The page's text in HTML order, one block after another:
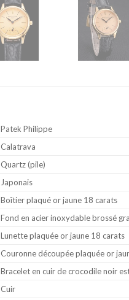
Patek Philippe
Calatrava
Quartz (pile)
Japonais
Boîtier plaqué or jaune 18 carats
Fond en acier inoxydable brossé
Lunette plaquée or jaune 18 carats
Couronne découpée plaquée or
Bracelet en cuir de crocodile noir
Cuir